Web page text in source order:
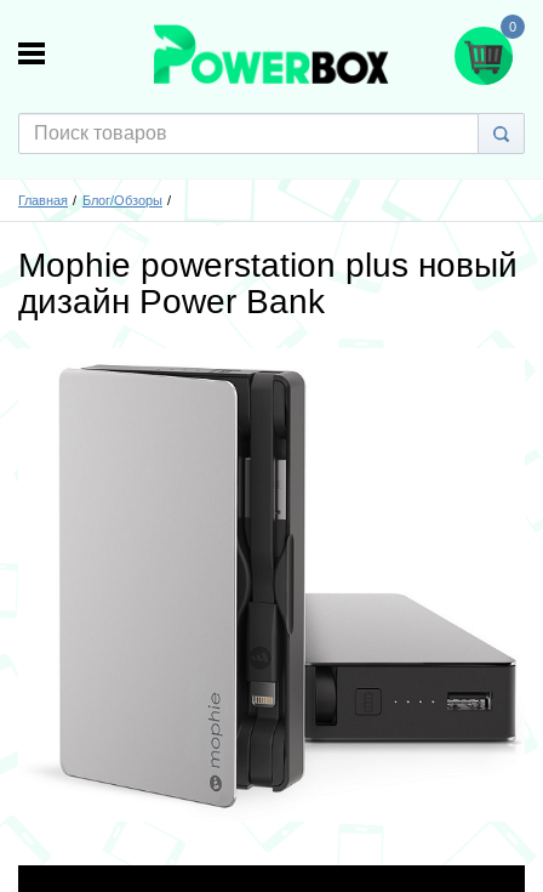
0
Главная Блог/Обзоры
Mophie powerstation plus новый
дизайн Power Bank